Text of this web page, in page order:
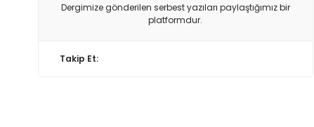
Dergimize gönderilen serbest yazıları paylaştığımız bir
platformdur.
Takip Et: